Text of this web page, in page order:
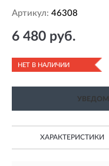
Артикул: 46308
6 480 руб.
НЕТ В НАЛИЧИИ
ХАРАКТЕРИСТИКИ